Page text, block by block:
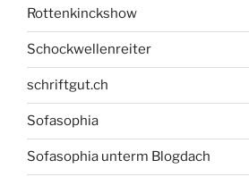
Rottenkinckshow
Schockwellenreiter
schriftgut.ch
Sofasophia
Sofasophia unterm Blogdach